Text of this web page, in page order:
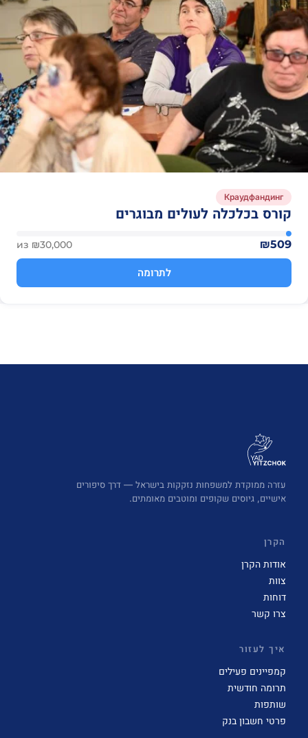
Краудфандинг
קורס בכלכלה לעולים מבוגרים
₪509
из ₪30,000
לתרומה
עזרה ממוקדת למשפחות נזקקות בישראל — דרך סיפורים
אישיים, גיוסים שקופים ומוטבים מאומתים.
הקרן
אודות הקרן
צוות
דוחות
צרו קשר
איך לעזור
קמפיינים פעילים
תרומה חודשית
שותפות
פרטי חשבון בנק